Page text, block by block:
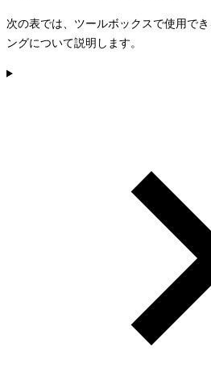
次の表では、ツールボックスで使用で
ングについて説明します。